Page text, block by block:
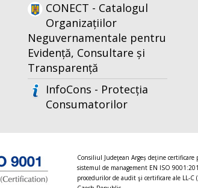
CONECT - Catalogul
Organizațiilor
Neguvernamentale pentru
Evidență, Consultare și
Transparență
InfoCons - Protecția
Consumatorilor
Consiliul Judeţean Argeș deţine certificare
sistemul de management EN ISO
procedurilor de audit şi certificare ale LL-C